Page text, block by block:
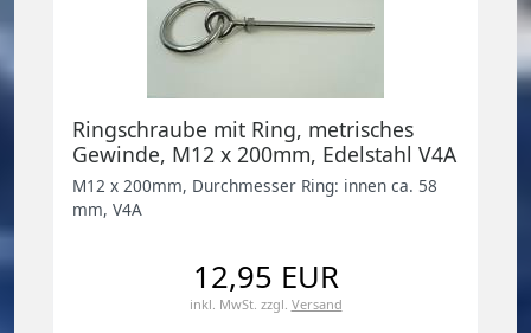
Ringschraube mit Ring, metrisches
Gewinde, M12 x 200mm, Edelstahl V4A
M12 x 200mm, Durchmesser Ring: innen ca. 58
mm, V4A
12,95 EUR
inkl. MwSt. zzgl. Versand